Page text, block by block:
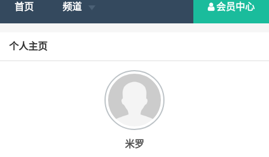
首页 频道 会员中心
个人主页
米罗